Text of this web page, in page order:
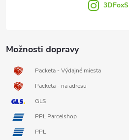
Možnosti dopravy
Packeta - Výdajné miesta
Packeta - na adresu
GLS
PPL Parcelshop
PPL